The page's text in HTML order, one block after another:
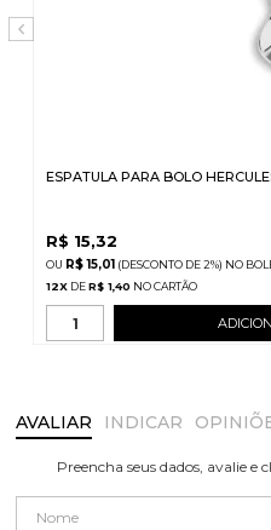
ESPATULA PARA BOLO
R$ 15,32
R$ 15,01 (DESCONTO DE2%) NO
12X DER$ 1,40
AVALIAR INDICAR
Preencha seus dados, avalie